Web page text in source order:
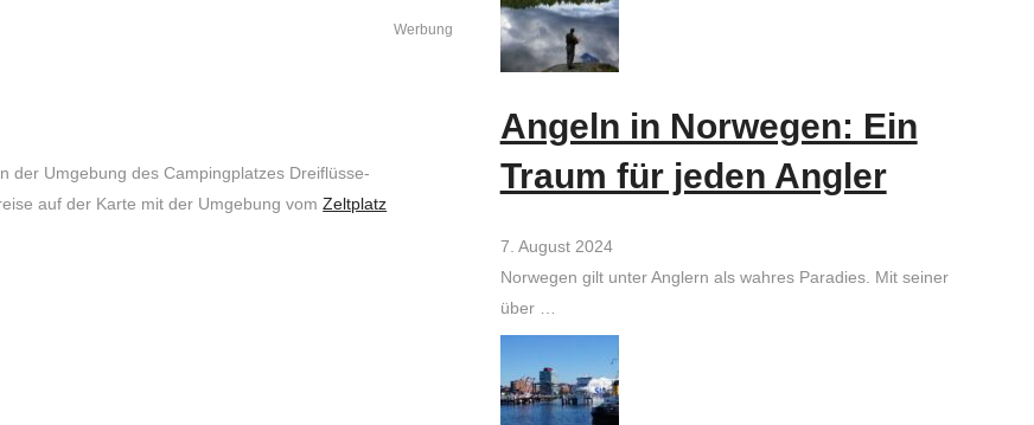
der Umgebung des Campingplatzes Dreiflüsse-
auf der Karte mit der Umgebung vomZeltplatz
Werbung
Angeln in Norwegen: Ein
Traum für jeden Angler
7. August 2024
Norwegen gilt unter Anglern als wahres Paradies. Mit seiner
über …